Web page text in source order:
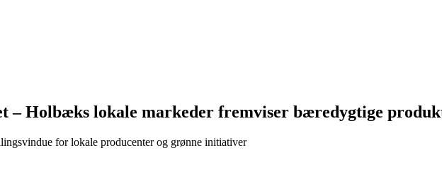
– Holbæks lokale markeder fremviser bæredygtige
for lokale producenter og grønne initiativer